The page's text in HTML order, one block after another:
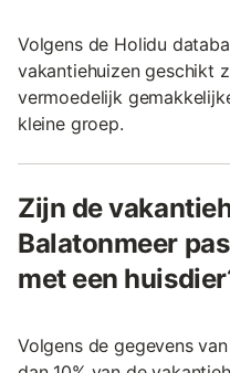
Volgens de Holidu
vakantiehuizen geschikt
vermoedelijk
kleine groep.
Zijn de
Balatonmeer
met een
Volgens de gegevens